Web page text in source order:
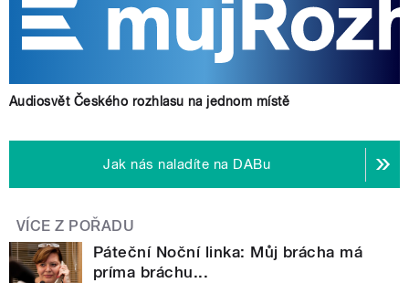
Audiosvět Českého rozhlasu na jednom místě
Jak nás naladíte na DABu
VÍCE Z POŘADU
Páteční Noční linka: Můj brácha má
príma bráchu...